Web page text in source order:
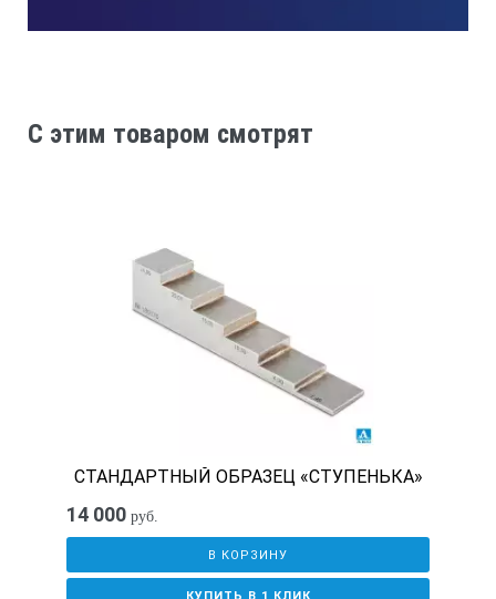
C этим товаром смотрят
СТАНДАРТНЫЙ ОБРАЗЕЦ «СТУПЕНЬКА»
14 000 руб.
В КОРЗИНУ